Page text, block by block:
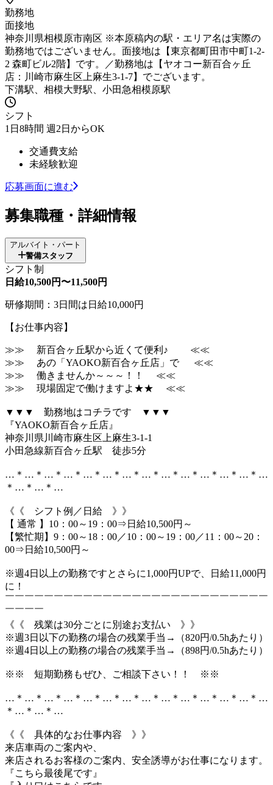
勤務地
面接地
神奈川県相模原市南区 ※本原稿内の駅・エリア名は実際の
勤務地ではございません。面接地は【東京都町田市中町1-2-
2 森町ビル2階】です。／勤務地は【ヤオコー新百合ヶ丘
店：川崎市麻生区上麻生3-1-7】でございます。
下溝駅、相模大野駅、小田急相模原駅
シフト
1日8時間 週2日からOK
交通費支給
未経験歓迎
応募画面に進む
募集職種・詳細情報
アルバイト・パート
警備スタッフ
シフト制
日給10,500円〜11,500円
研修期間：3日間は日給10,000円
【お仕事内容】
≫≫ 新百合ヶ丘駅から近くて便利♪ ≪≪
≫≫ あの「YAOKO新百合ヶ丘店」で ≪≪
≫≫ 働きませんか～～～！！ ≪≪
≫≫ 現場固定で働けますよ★★ ≪≪
▼▼▼ 勤務地はコチラです ▼▼▼
『YAOKO新百合ヶ丘店』
神奈川県川崎市麻生区上麻生3-1-1
小田急線新百合ヶ丘駅 徒歩5分
…＊…＊…＊…＊…＊…＊…＊…＊…＊…＊…＊…＊…＊…
＊…＊…＊…
《《 シフト例／日給 》》
【 通常 】10：00～19：00⇒日給10,500円～
【繁忙期】9：00～18：00／10：00～19：00／11：00～20：
00⇒日給10,500円～
※週4日以上の勤務ですとさらに1,000円UPで、日給11,000円
に！
￣￣￣￣￣￣￣￣￣￣￣￣￣￣￣￣￣￣￣￣￣￣￣￣￣￣￣
￣￣￣￣
《《 残業は30分ごとに別途お支払い 》》
※週3日以下の勤務の場合の残業手当→（820円/0.5hあたり）
※週4日以上の勤務の場合の残業手当→（898円/0.5hあたり）
※※ 短期勤務もぜひ、ご相談下さい！！ ※※
…＊…＊…＊…＊…＊…＊…＊…＊…＊…＊…＊…＊…＊…
＊…＊…＊…
《《 具体的なお仕事内容 》》
来店車両のご案内や、
来店されるお客様のご案内、安全誘導がお仕事になります。
『こちら最後尾です』